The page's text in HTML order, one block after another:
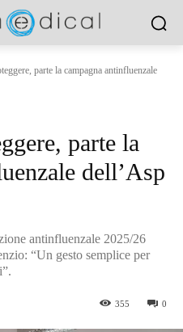
parte la campagna antinfluenzale
parte la
dell’Asp
antinfluenzale 2025/26
“Un gesto semplice per
0
355